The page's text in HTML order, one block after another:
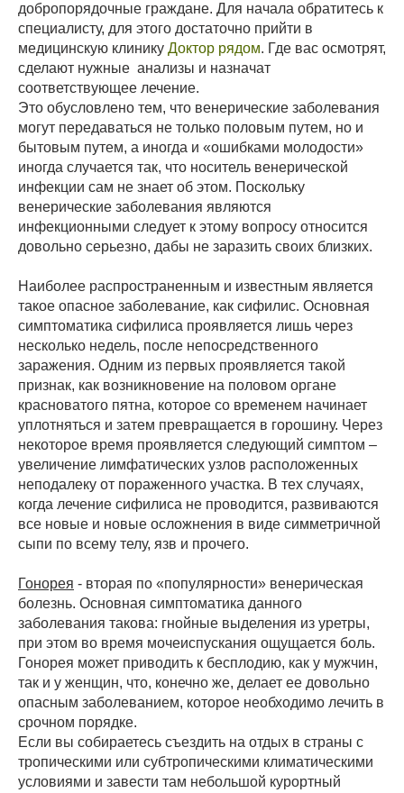
добропорядочные граждане. Для начала обратитесь к
специалисту, для этого достаточно прийти в
медицинскую клинику Доктор рядом. Где вас осмотрят,
сделают нужные анализы и назначат
соответствующее лечение.
Это обусловлено тем, что венерические заболевания
могут передаваться не только половым путем, но и
бытовым путем, а иногда и «ошибками молодости»
иногда случается так, что носитель венерической
инфекции сам не знает об этом. Поскольку
венерические заболевания являются
инфекционными следует к этому вопросу относится
довольно серьезно, дабы не заразить своих близких.
Наиболее распространенным и известным является
такое опасное заболевание, как сифилис. Основная
симптоматика сифилиса проявляется лишь через
несколько недель, после непосредственного
заражения. Одним из первых проявляется такой
признак, как возникновение на половом органе
красноватого пятна, которое со временем начинает
уплотняться и затем превращается в горошину. Через
некоторое время проявляется следующий симптом –
увеличение лимфатических узлов расположенных
неподалеку от пораженного участка. В тех случаях,
когда лечение сифилиса не проводится, развиваются
все новые и новые осложнения в виде симметричной
сыпи по всему телу, язв и прочего.
Гонорея - вторая по «популярности» венерическая
болезнь. Основная симптоматика данного
заболевания такова: гнойные выделения из уретры,
при этом во время мочеиспускания ощущается боль.
Гонорея может приводить к бесплодию, как у мужчин,
так и у женщин, что, конечно же, делает ее довольно
опасным заболеванием, которое необходимо лечить в
срочном порядке.
Если вы собираетесь съездить на отдых в страны с
тропическими или субтропическими климатическими
условиями и завести там небольшой курортный